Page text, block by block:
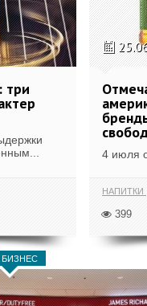
три
4 июля
НАПИТКИ
399
БИЗНЕС